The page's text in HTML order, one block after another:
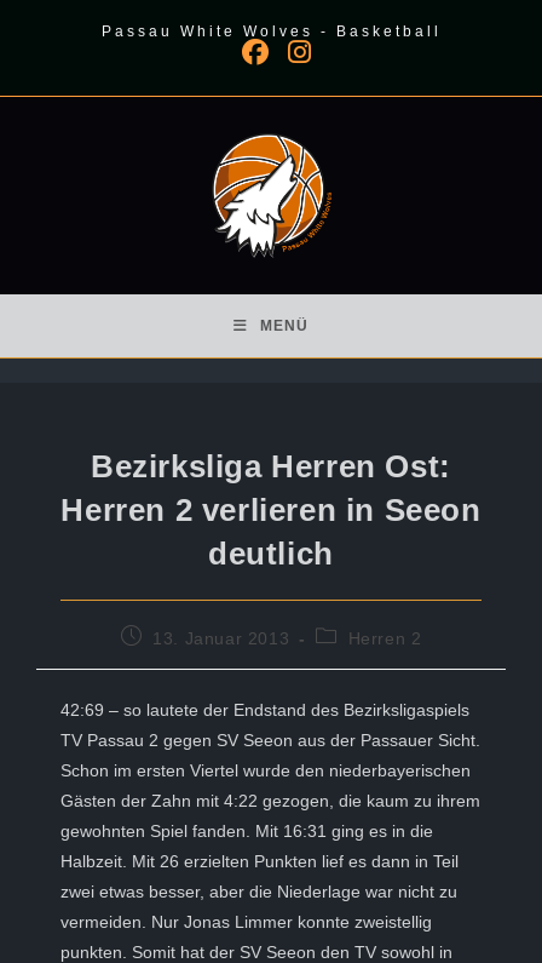
Passau White Wolves - Basketball
MENÜ
Bezirksliga Herren Ost:
Herren 2 verlieren in Seeon
deutlich
Beitrag13. Januar 2013
Beitrags-
Herren 2
42:69 – so lautete der Endstand des Bezirksligaspiels
TV Passau 2 gegen SV Seeon aus der Passauer Sicht.
Schon im ersten Viertel wurde den niederbayerischen
Gästen der Zahn mit 4:22 gezogen, die kaum zu ihrem
gewohnten Spiel fanden. Mit 16:31 ging es in die
Halbzeit. Mit 26 erzielten Punkten lief es dann in Teil
zwei etwas besser, aber die Niederlage war nicht zu
vermeiden. Nur Jonas Limmer konnte zweistellig
punkten. Somit hat der SV Seeon den TV sowohl in